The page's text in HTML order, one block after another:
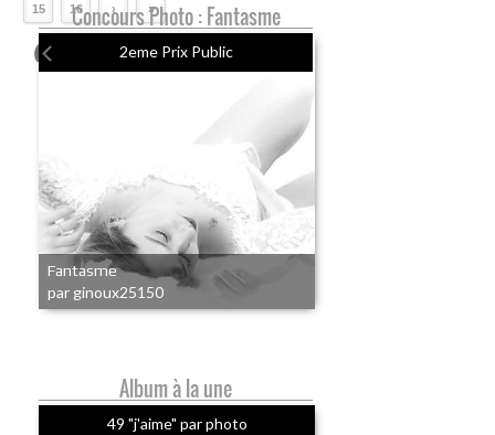
15 16 › »
Concours Photo : Fantasme
2eme Prix Public
Fantasme
par ginoux25150
Album à la une
49 "j'aime" par photo